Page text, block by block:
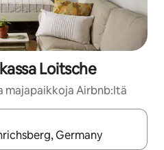
Loitsche
majapaikkoja Airbnb:ltä
navigoi ylös- ja alas-